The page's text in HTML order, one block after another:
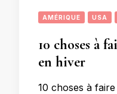
AMÉRIQUE USA
10 choses à
en hiver
10 choses à